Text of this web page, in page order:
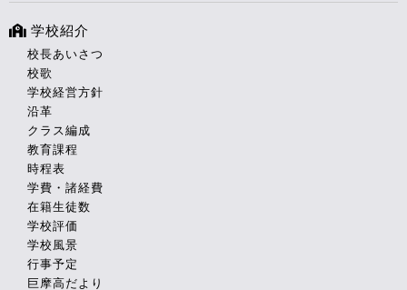
学校紹介
校長あいさつ
校歌
学校経営方針
沿革
クラス編成
教育課程
時程表
学費・諸経費
在籍生徒数
学校評価
学校風景
行事予定
巨摩高だより